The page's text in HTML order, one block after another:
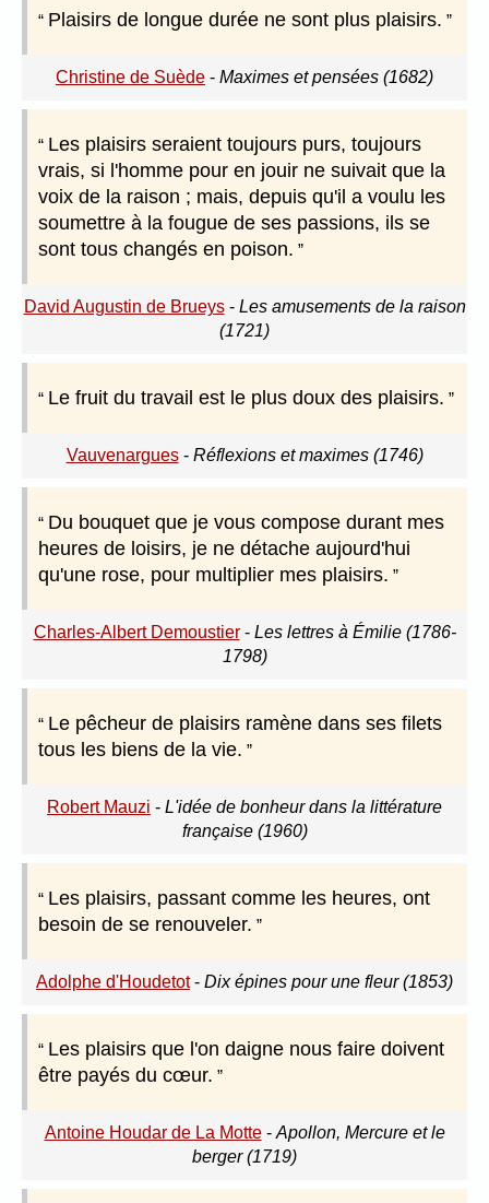
Plaisirs de longue durée ne sont plus plaisirs.
Christine de Suède - Maximes et pensées (1682)
Les plaisirs seraient toujours purs, toujours
vrais, si l'homme pour en jouir ne suivait que la
voix de la raison ; mais, depuis qu'il a voulu les
soumettre à la fougue de ses passions, ils se
sont tous changés en poison.
David Augustin de Brueys- Les amusements de la raison
(1721)
Le fruit du travail est le plus doux des plaisirs.
Vauvenargues- Réflexions et maximes (1746)
Du bouquet que je vous compose durant mes
heures de loisirs, je ne détache aujourd'hui
qu'une rose, pour multiplier mes plaisirs.
Charles-Albert Demoustier- Les lettres à Émilie (1786-
1798)
Le pêcheur de plaisirs ramène dans ses filets
tous les biens de la vie.
Robert Mauzi - L'idée de bonheur dans la littérature
française (1960)
Les plaisirs, passant comme les heures, ont
besoin de se renouveler.
Adolphe d'Houdetot- Dix épines pour une fleur (1853)
Les plaisirs que l'on daigne nous faire doivent
être payés du cœur.
Antoine Houdar de La Motte- Apollon, Mercure et le
berger (1719)